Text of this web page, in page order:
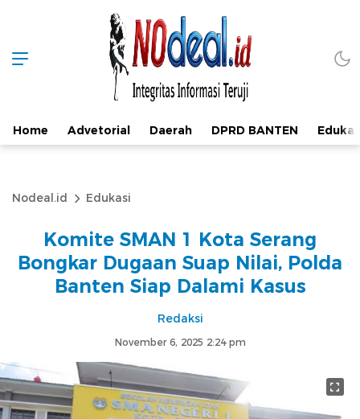
Home Advetorial Daerah DPRD BANTEN
Nodeal.id Edukasi
Komite SMAN 1 Kota Serang
Bongkar Dugaan Suap Nilai, Polda
Banten Siap Dalami Kasus
Redaksi
November 6, 2025 2:24 pm